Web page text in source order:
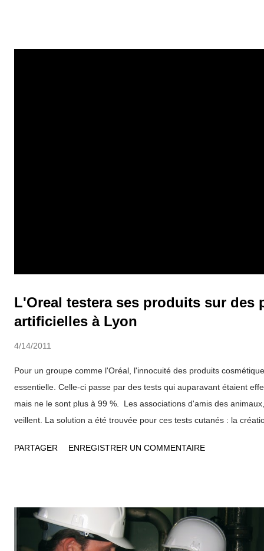
L'Oreal testera ses produits sur des
artificielles à Lyon
4/14/2011
Pour un groupe comme l'Oréal, l'innocuité des produits
essentielle. Celle-ci passe par des tests qui auparavant étaient
mais ne le sont plus à 99 %. Les associations d'amis des
veillent. La solution a été trouvée pour ces tests cutanés : la
de 1983, les premières peaux reconstruites asiatiques ont vu le
sa fonction pigmentaire, mais aussi immunitaire. Dans le jargon
ces recherches « l'évaluation prédictive de l'industrie cosmétique
PARTAGER ENREGISTRER UN COMMENTAIRE